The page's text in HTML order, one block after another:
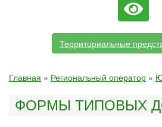
Территориальные
Главная » Региональный оператор »
ФОРМЫ ТИПОВЫХ